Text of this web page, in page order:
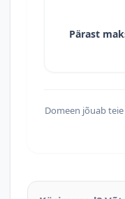
Pärast
Domeen jõuab